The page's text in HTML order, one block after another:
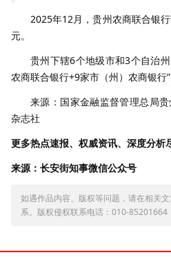
2025年12月，贵州农商联合银
元。
贵州下辖6个地级市和3个自治
农商联合银行+9家市（州）农商银行
来源：国家金融监督管理总局
杂志社
更多热点速报、权威资讯、深度分析
来源：长安街知事微信公众号
如遇作品内容、版权等问题，请在相关
系。版权侵权联系电话：010-85201664